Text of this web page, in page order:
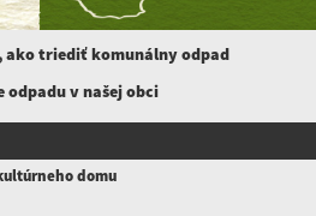
ako triediť komunálnyodpad
odpadu v našej obci
domu